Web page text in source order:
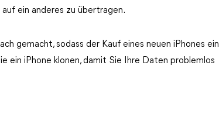
ein anderes zu übertragen.
gemacht, sodass der Kauf eines neuen iPhones ein
ein iPhone klonen, damit Sie Ihre Daten problemlos